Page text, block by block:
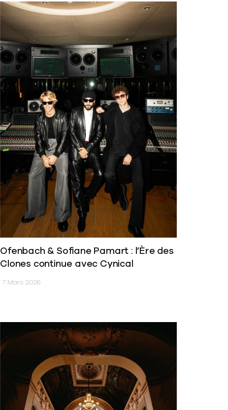
Ofenbach & Sofiane Pamart : l’Ère des
Clones continue avec Cynical
7 Mars 2026